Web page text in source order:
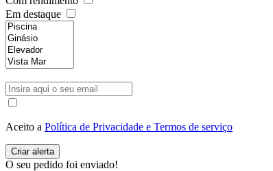
Em destaque
Aceito a Política de Privacidade e Termos de serviço
O seu pedido foi enviado!